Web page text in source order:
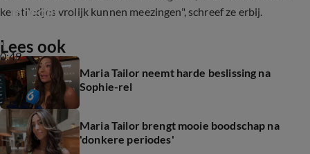
kerstliedjes vrolijk kunnen meezingen", schreef ze erbij.
0:49
moeder
Lees ook
Maria Tailor neemt harde beslissing na
Sophie-rel
Maria Tailor brengt mooie boodschap na
'donkere periodes'